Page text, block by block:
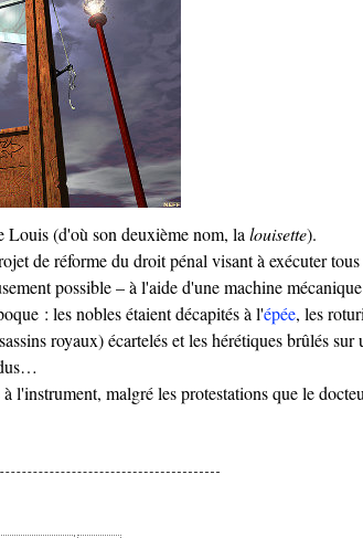
Louis (d'où son deuxième nom, lalouisette).
de réforme du droit pénal visant à exécuter tous
possible – à l'aide d'une machine
: les nobles étaient décapités à l'épée, les
royaux) écartelés et les hérétiques brûlés sur
l'instrument, malgré les protestations que le